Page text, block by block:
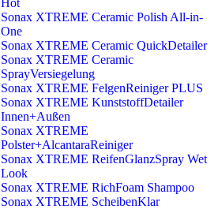
Sonax XTREME Ceramic Polish All-in-
One
Sonax XTREME Ceramic QuickDetailer
Sonax XTREME Ceramic
SprayVersiegelung
Sonax XTREME FelgenReiniger PLUS
Sonax XTREME KunststoffDetailer
Innen+Außen
Sonax XTREME
Polster+AlcantaraReiniger
Sonax XTREME ReifenGlanzSpray Wet
Look
Sonax XTREME RichFoam Shampoo
Sonax XTREME ScheibenKlar